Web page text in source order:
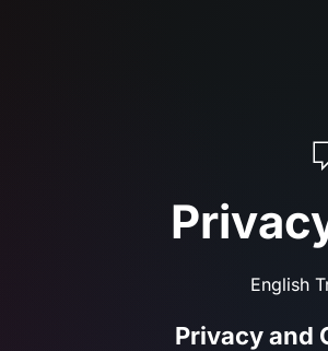
English
Privacy and